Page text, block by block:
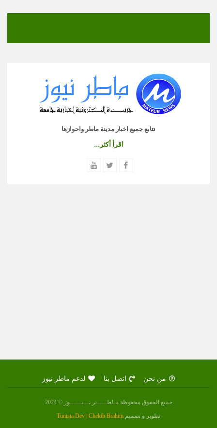
نتابع جميع اخبار مدينة ماطر واحوازها
اقرأ أكثر...
من نحن اتصل بنا لدعم ماطر نيوز
جميع الحقوق محفوظة مـاطــــــر نـــيــــــوز © 2024
تطوير و تصميم Tunisia Dev | Chekib Brahim